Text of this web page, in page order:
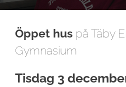
Öppet hus på Täby
Gymnasium
Tisdag 3